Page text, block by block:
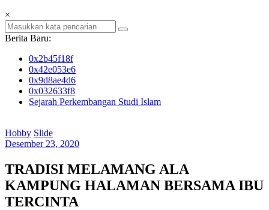
×
Berita Baru:
0x2b45f18f
0x42e053e6
0x9d8ae4d6
0x032633f8
Sejarah Perkembangan Studi Islam
Hobby Slide
Desember 23, 2020
TRADISI MELAMANG ALA
KAMPUNG HALAMAN BERSAMA IBU
TERCINTA